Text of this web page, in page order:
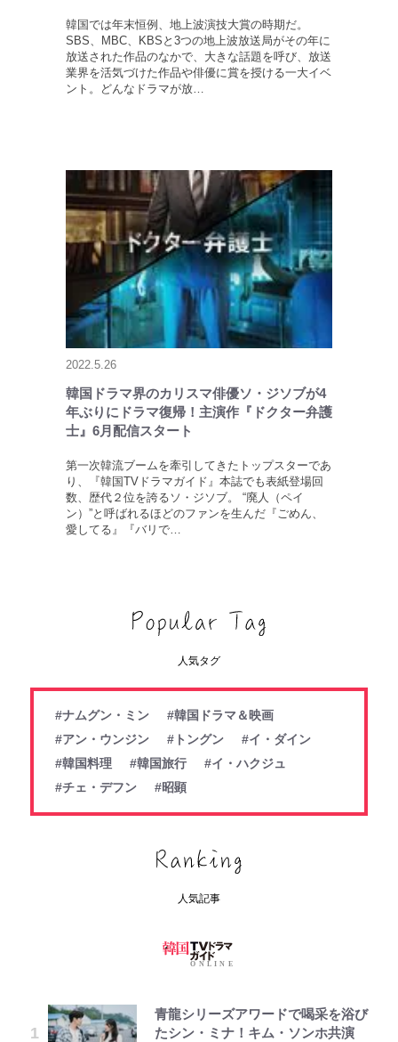
韓国では年末恒例、地上波演技大賞の時期だ。
SBS、MBC、KBSと3つの地上波放送局がその年に
放送された作品のなかで、大きな話題を呼び、放送
業界を活気づけた作品や俳優に賞を授ける一大イベ
ント。どんなドラマが放…
2022.5.26
韓国ドラマ界のカリスマ俳優ソ・ジソブが4
年ぶりにドラマ復帰！主演作『ドクター弁護
士』6月配信スタート
第一次韓流ブームを牽引してきたトップスターであ
り、『韓国TVドラマガイド』本誌でも表紙登場回
数、歴代２位を誇るソ・ジソブ。 “廃人（ペイ
ン）”と呼ばれるほどのファンを生んだ『ごめん、
愛してる』『バリで…
人気タグ
#ナムグン・ミン
#韓国ドラマ＆映画
#アン・ウンジン
#トングン
#イ・ダイン
#韓国料理
#韓国旅行
#イ・ハクジュ
#チェ・デフン
#昭顕
人気記事
青龍シリーズアワードで喝采を浴び
たシン・ミナ！キム・ソンホ共演